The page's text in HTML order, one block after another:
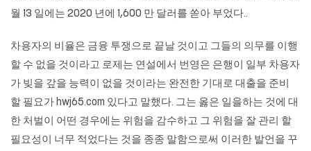
월 13 일에는 2020 년에 1,600 만 달러를 쏟아 부었다..
차용자의 비율은 금융 투쟁으로 끝날 것이고 그들의 의무를 이행
할 수 없을 것이라고 로제는 연설에서 번영은 은행이 일부 차용자
가 빚을 갚을 능력이 없을 것이라는 완전한 기대로 대출을 준비
할 필요가 hwj65.com 있다고 말했다. 그는 옳은 일을하는 것에 대
한 처벌이 어떤 경우에는 위험을 감수하고 그 위험을 잘 관리 할
필요성이 너무 적었다는 것을 종종 말함으로써 이러한 발언을 꾸